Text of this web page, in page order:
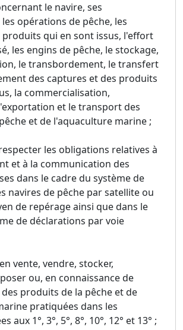
le navire, ses
opérations de pêche, les
produits qui en sont issus, l'effort
les engins de pêche, le stockage,
le transbordement, le transfert
des captures et des produits
la commercialisation,
et le transport des
et de l'aquaculture marine ;
les obligations relatives à
et à la communication des
dans le cadre du système de
navires de pêche par satellite ou
de repérage ainsi que dans le
de déclarations par voie
vente, vendre, stocker,
ou, en connaissance de
produits de la pêche et de
pratiquées dans les
aux 1°, 3°, 5°, 8°, 10°, 12° et 13° ;